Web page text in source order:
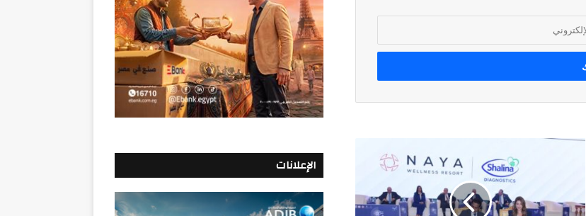
مجموعة
مذكرات
الإعلانات